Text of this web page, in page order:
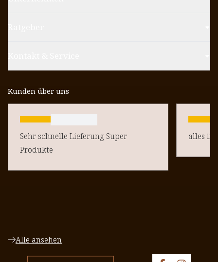
Kunden über uns
Sehr schnelle Lieferung Super
Produkte
alles in
Alle ansehen